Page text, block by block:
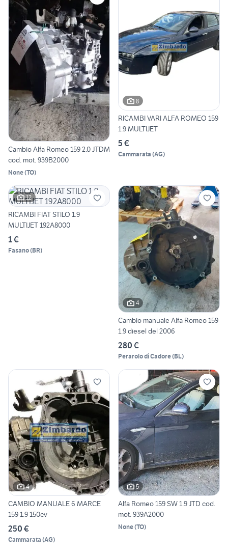
Cambio Alfa Romeo 159 2.0 JTDM
cod. mot. 939B2000
None(TO)
8
RICAMBI VARI ALFA ROMEO 159
1.9 MULTIJET
5 €
Cammarata (AG)
12
RICAMBI FIAT STILO 1.9
MULTIJET 192A8000
1 €
Fasano(BR)
4
Cambio manuale Alfa Romeo 159
1.9 diesel del 2006
280 €
Perarolo di Cadore(BL)
4
CAMBIO MANUALE 6 MARCE
159 1.9 150cv
250 €
Cammarata (AG)
5
Alfa Romeo 159 SW 1.9 JTD cod.
mot. 939A2000
None(TO)